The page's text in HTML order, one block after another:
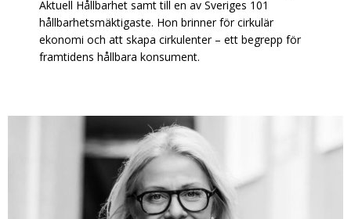
Aktuell Hållbarhet samt till en av Sveriges 101
hållbarhetsmäktigaste. Hon brinner för cirkulär
ekonomi och att skapa cirkulenter – ett begrepp för
framtidens hållbara konsument.